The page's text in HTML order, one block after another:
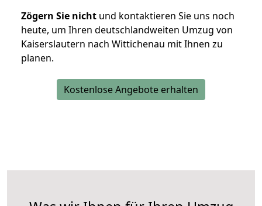
Zögern Sie nicht und kontaktieren Sie uns noch
heute, um Ihren deutschlandweiten Umzug von
Kaiserslautern nach Wittichenau mit Ihnen zu
planen.
Kostenlose Angebote erhalten